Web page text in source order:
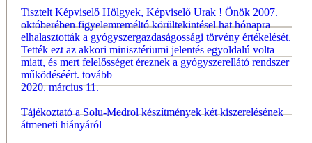
Tisztelt Képviselő Hölgyek, Képviselő Urak ! Önök 2007.
októberében figyelemreméltó körültekintésel hat hónapra
elhalasztották a gyógyszergazdaságossági törvény értékelését.
Tették ezt az akkori minisztériumi jelentés egyoldalú volta
miatt, és mert felelősséget éreznek a gyógyszerellátó rendszer
működéséért. tovább
2020. március 11.
Tájékoztató a Solu-Medrol készítmények két kiszerelésének
átmeneti hiányáról